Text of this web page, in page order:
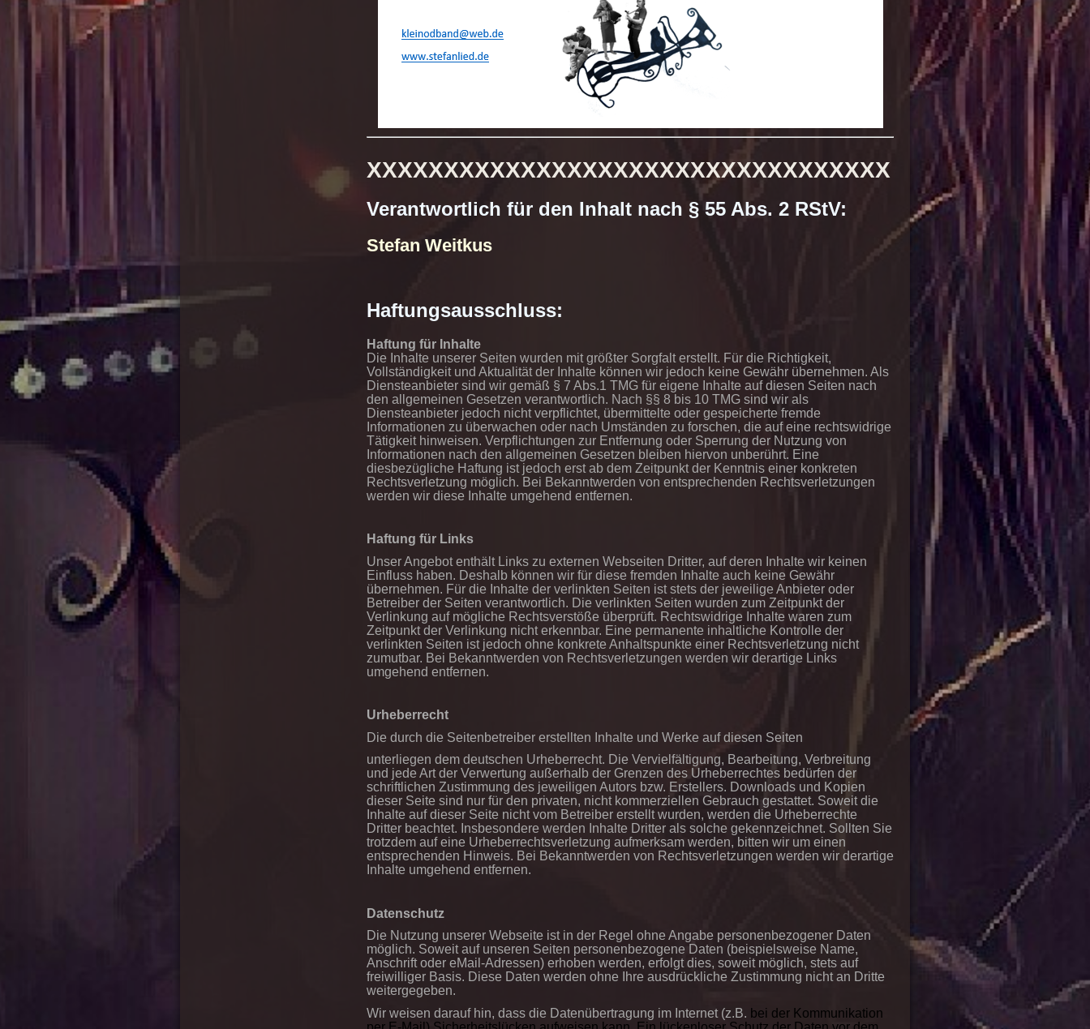
XXXXXXXXXXXXXXXXXXXXXXXXXXXXXXXXXX
Verantwortlich für den Inhalt nach § 55 Abs. 2 RStV:
Stefan Weitkus
Haftungsausschluss:
Haftung für Inhalte
Die Inhalte unserer Seiten wurden mit größter Sorgfalt erstellt. Für die Richtigkeit,
Vollständigkeit und Aktualität der Inhalte können wir jedoch keine Gewähr übernehmen. Als
Diensteanbieter sind wir gemäß § 7 Abs.1 TMG für eigene Inhalte auf diesen Seiten nach
den allgemeinen Gesetzen verantwortlich. Nach §§ 8 bis 10 TMG sind wir als
Diensteanbieter jedoch nicht verpflichtet, übermittelte oder gespeicherte fremde
Informationen zu überwachen oder nach Umständen zu forschen, die auf eine rechtswidrige
Tätigkeit hinweisen. Verpflichtungen zur Entfernung oder Sperrung der Nutzung von
Informationen nach den allgemeinen Gesetzen bleiben hiervon unberührt. Eine
diesbezügliche Haftung ist jedoch erst ab dem Zeitpunkt der Kenntnis einer konkreten
Rechtsverletzung möglich. Bei Bekanntwerden von entsprechenden Rechtsverletzungen
werden wir diese Inhalte umgehend entfernen.
Haftung für Links
Unser Angebot enthält Links zu externen Webseiten Dritter, auf deren Inhalte wir keinen
Einfluss haben. Deshalb können wir für diese fremden Inhalte auch keine Gewähr
übernehmen. Für die Inhalte der verlinkten Seiten ist stets der jeweilige Anbieter oder
Betreiber der Seiten verantwortlich. Die verlinkten Seiten wurden zum Zeitpunkt der
Verlinkung auf mögliche Rechtsverstöße überprüft. Rechtswidrige Inhalte waren zum
Zeitpunkt der Verlinkung nicht erkennbar. Eine permanente inhaltliche Kontrolle der
verlinkten Seiten ist jedoch ohne konkrete Anhaltspunkte einer Rechtsverletzung nicht
zumutbar. Bei Bekanntwerden von Rechtsverletzungen werden wir derartige Links
umgehend entfernen.
Urheberrecht
Die durch die Seitenbetreiber erstellten Inhalte und Werke auf diesen Seiten
unterliegen dem deutschen Urheberrecht. Die Vervielfältigung, Bearbeitung, Verbreitung
und jede Art der Verwertung außerhalb der Grenzen des Urheberrechtes bedürfen der
schriftlichen Zustimmung des jeweiligen Autors bzw. Erstellers. Downloads und Kopien
dieser Seite sind nur für den privaten, nicht kommerziellen Gebrauch gestattet. Soweit die
Inhalte auf dieser Seite nicht vom Betreiber erstellt wurden, werden die Urheberrechte
Dritter beachtet. Insbesondere werden Inhalte Dritter als solche gekennzeichnet. Sollten Sie
trotzdem auf eine Urheberrechtsverletzung aufmerksam werden, bitten wir um einen
entsprechenden Hinweis. Bei Bekanntwerden von Rechtsverletzungen werden wir derartige
Inhalte umgehend entfernen.
Datenschutz
Die Nutzung unserer Webseite ist in der Regel ohne Angabe personenbezogener Daten
möglich. Soweit auf unseren Seiten personenbezogene Daten (beispielsweise Name,
Anschrift oder eMail-Adressen) erhoben werden, erfolgt dies, soweit möglich, stets auf
freiwilliger Basis. Diese Daten werden ohne Ihre ausdrückliche Zustimmung nicht an Dritte
weitergegeben.
Wir weisen darauf hin, dass die Datenübertragung im Internet (z.B. bei der Kommunikation